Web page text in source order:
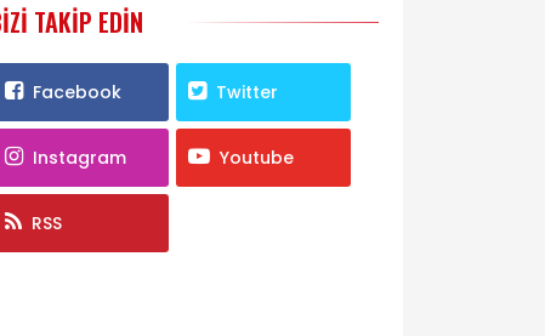
TAKIP EDIN
Facebook Twitter
Instagram Youtube
RSS